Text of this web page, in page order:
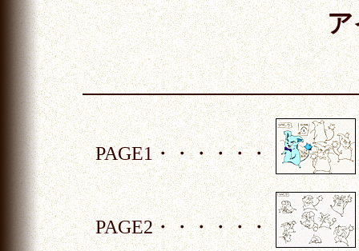
ア
PAGE1・・・・・・
PAGE2・・・・・・